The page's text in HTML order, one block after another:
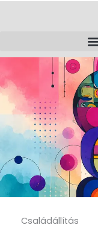
Családállítás